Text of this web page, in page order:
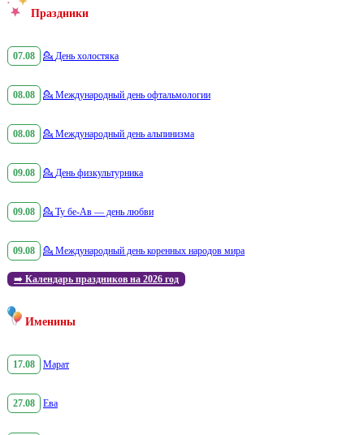
Праздники
07.08 💁 День холостяка
08.08 💁 Международный день офтальмологии
08.08 💁 Международный день альпинизма
09.08 💁 День физкультурника
09.08 💁 Ту бе-Ав — день любви
09.08 💁 Международный день коренных народов мира
➡️ Календарь праздников на 2026 год
Именины
17.08 Марат
27.08 Ева